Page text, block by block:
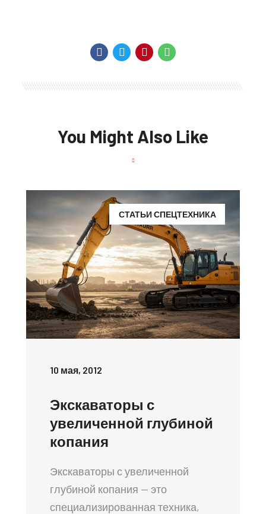
You Might Also Like
СТАТЬИ СПЕЦТЕХНИКА
10 мая, 2012
Экскаваторы с
увеличенной глубиной
копания
Экскаваторы с увеличенной
глубиной копания — это
специализированная техника,